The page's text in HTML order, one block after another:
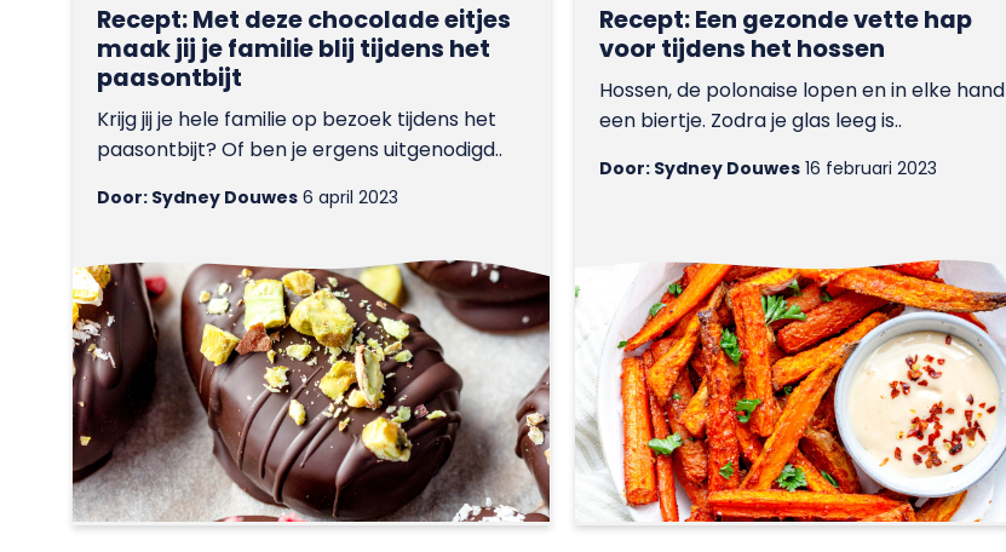
Recept: Met deze chocolade eitjes
maak jij je familie blij tijdens het
paasontbijt
Krijg jij je hele familie op bezoek tijdens het
paasontbijt? Of ben je ergens uitgenodigd..
Door: Sydney Douwes 6 april 2023
Recept: Een gezonde vette hap
voor tijdens het hossen
Hossen, de polonaise lopen en in elke hand
een biertje. Zodra je glas leeg is..
Door: Sydney Douwes16 februari 2023